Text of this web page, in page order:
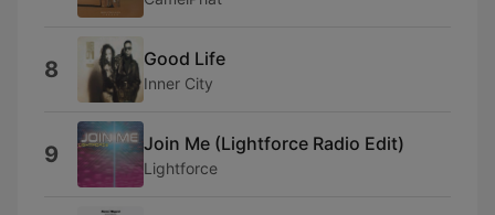
8 Good Life
Inner City
9 Join Me (Lightforce Radio Edit)
Lightforce